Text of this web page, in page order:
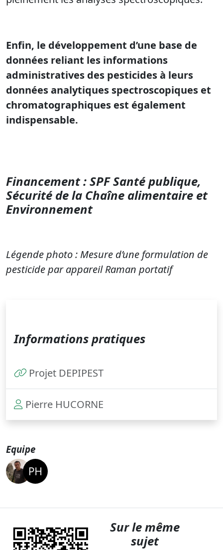
Enfin, le développement d’une base de
données reliant les informations
administratives des pesticides à leurs
données analytiques spectroscopiques et
chromatographiques est également
indispensable.
Financement : SPF Santé publique,
Sécurité de la Chaîne alimentaire et
Environnement
Légende photo : Mesure d’une formulation de
pesticide par appareil Raman portatif
Informations pratiques
Projet DEPIPEST
Pierre HUCORNE
Equipe
Sur le même
sujet